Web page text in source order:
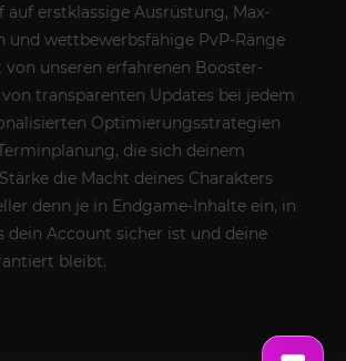
erstklassige Ausrüstung, Max-
und wettbewerbsfähige PvP-Ränge
unseren erfahrenen Booster-
transparenten Updates bei jedem
Optimierungsstrategien
die sich deinem
die Macht deines Charakters
denn je in Endgame-Inhalte ein, in
dein Account sicher ist und deine
bleibt.